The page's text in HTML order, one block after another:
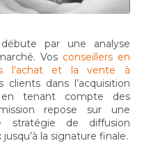
par une analyse
Vos conseillers en
l'achat et la vente à
clients dans l’acquisition
tenant compte des
repose sur une
stratégie de diffusion
la signature finale.